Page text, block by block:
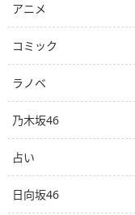
アニメ
コミック
ラノベ
乃木坂46
占い
日向坂46